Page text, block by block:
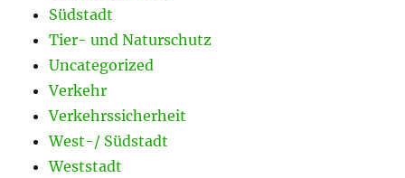
Südstadt
Tier- und Naturschutz
Uncategorized
Verkehr
Verkehrssicherheit
West-/ Südstadt
Weststadt